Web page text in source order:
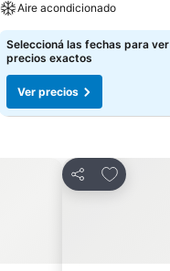
Aire acondicionado
Seleccioná las fechas para
precios exactos
Ver precios
Compartir
Añadir a